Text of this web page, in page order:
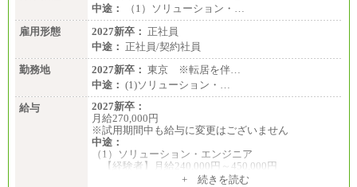
中途：
（1）ソリューション・…
雇用形態
2027新卒： 正社員
中途： 正社員/契約社員
勤務地
2027新卒： 東京 ※転居を伴…
中途： (1)ソリューション・…
給与
2027新卒：
月給270,000円
※試用期間中も給与に変更はございません
中途：
（1）ソリューション・エンジニア
【経験者】月給240,000円～450,000円
※地域や業務内容によって変動があります
+ 続きを読む